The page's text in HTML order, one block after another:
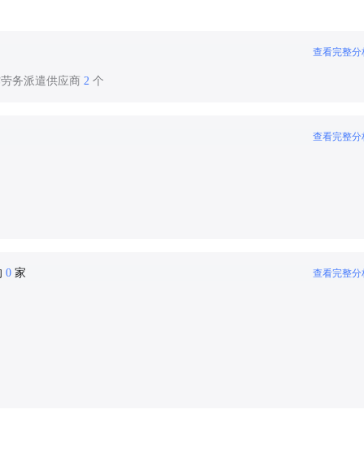
查看完整分
务派遣供应商 2 个
查看完整分
0 家 查看完整分